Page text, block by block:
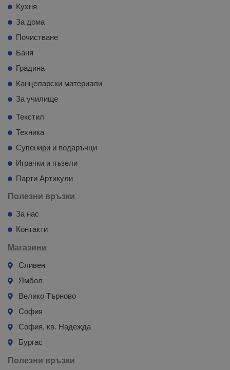
Кухня
За дома
Почистване
Баня
Градина
Канцеларски материали
За училище
Текстил
Техника
Сувенири и подаръчци
Играчки и пъзели
Парти Артикули
Полезни връзки
За нас
Контакти
Магазини
Сливен
Ямбол
Велико Търново
София
София, кв. Надежда
Бургас
Полезни връзки